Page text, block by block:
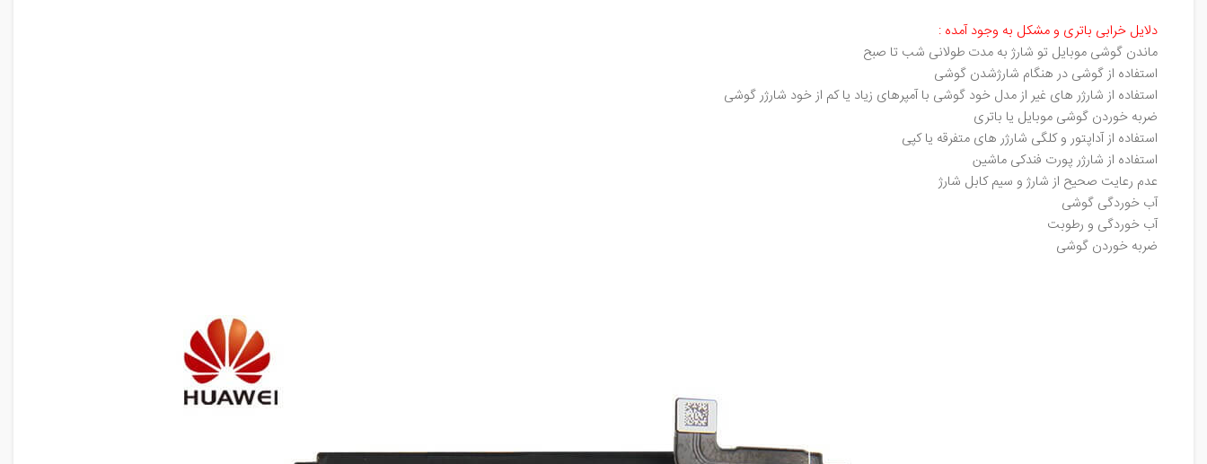
دلایل خرابی باتری و مشکل به وجود آمده :
ماندن گوشی موبایل تو شارژ به مدت طولانی شب تا صبح
استفاده از گوشی در هنگام شارژ­شدن گوشی
استفاده از شارژر های غیر از مدل خود گوشی با آمپرهای زیاد یا کم از خود شارژر گوشی
ضربه خوردن گوشی موبایل یا باتری
استفاده از آداپتور و کلگی شارژر های متفرقه یا کپی
استفاده از شارژر پورت فندکی ماشین
عدم رعایت صحیح از شارژ و سیم کابل شارژ
آب خوردگی گوشی
آب خوردگی و رطوبت
ضربه خوردن گوشی